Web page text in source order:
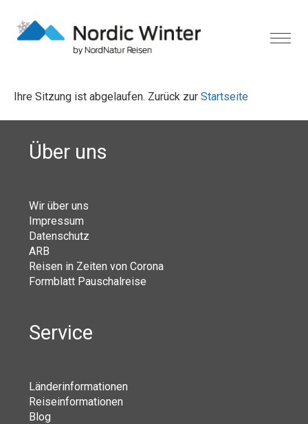
Ihre Sitzung ist abgelaufen. Zurück zur Startseite
Über uns
Wir über uns
Impressum
Datenschutz
ARB
Reisen in Zeiten von Corona
Formblatt Pauschalreise
Service
Länderinformationen
Reiseinformationen
Blog